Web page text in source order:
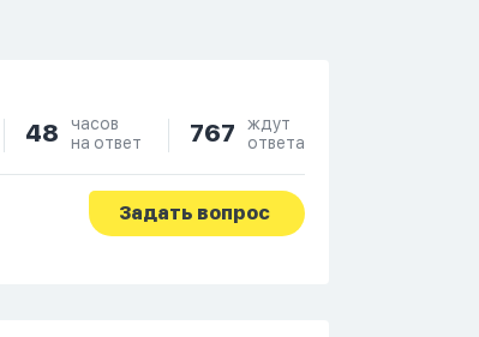
48
часов
на ответ
767
ждут
ответа
Задать вопрос